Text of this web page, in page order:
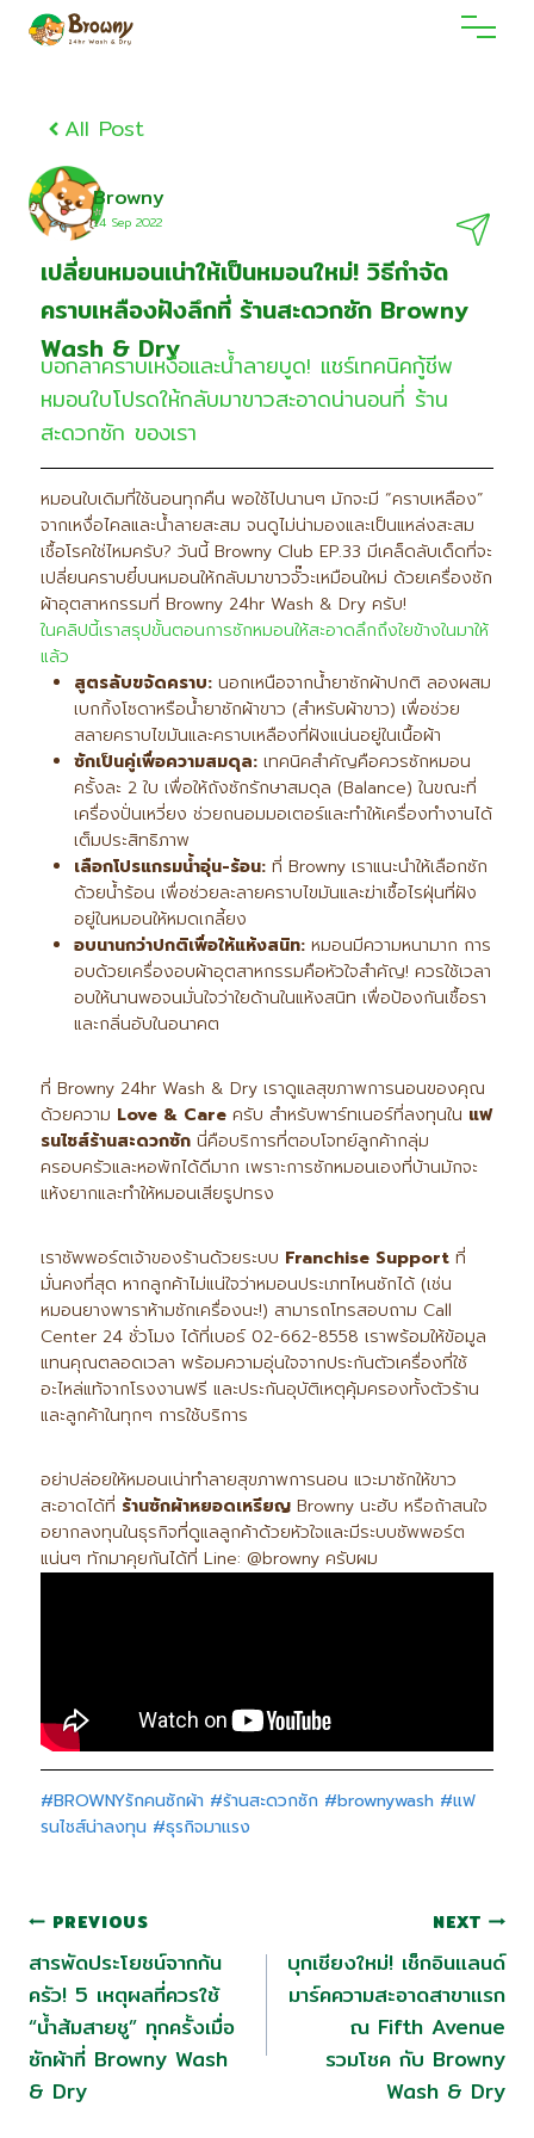
All Post
Browny
14 Sep 2O22
เปลี่ยนหมอนเน่าให้เป็นหมอนใหม่! วิธีกำจัด
คราบเหลืองฝังลึกที่ ร้านสะดวกซัก Browny
Wash & Dry
บอกลาคราบเหงื่อและน้ำลายบูด! แชร์เทคนิคกู้ชีพ
หมอนใบโปรดให้กลับมาขาวสะอาดน่านอนที่ ร้าน
สะดวกซัก ของเรา
หมอนใบเดิมที่ใช้นอนทุกคืน พอใช้ไปนานๆ มักจะมี “คราบเหลือง”
จากเหงื่อไคลและน้ำลายสะสม จนดูไม่น่ามองและเป็นแหล่งสะสม
เชื้อโรคใช่ไหมครับ? วันนี้ Browny Club EP.33 มีเคล็ดลับเด็ดที่จะ
เปลี่ยนคราบยี๋บนหมอนให้กลับมาขาวจั๊วะเหมือนใหม่ ด้วยเครื่องซัก
ผ้าอุตสาหกรรมที่ Browny 24hr Wash & Dry ครับ!
ในคลิปนี้เราสรุปขั้นตอนการซักหมอนให้สะอาดลึกถึงใยข้างในมาให้
แล้ว
สูตรลับขจัดคราบ: นอกเหนือจากน้ำยาซักผ้าปกติ ลองผสม
เบกกิ้งโซดาหรือน้ำยาซักผ้าขาว (สำหรับผ้าขาว) เพื่อช่วย
สลายคราบไขมันและคราบเหลืองที่ฝังแน่นอยู่ในเนื้อผ้า
ซักเป็นคู่เพื่อความสมดุล: เทคนิคสำคัญคือควรซักหมอน
ครั้งละ 2 ใบ เพื่อให้ถังซักรักษาสมดุล (Balance) ในขณะที่
เครื่องปั่นเหวี่ยง ช่วยถนอมมอเตอร์และทำให้เครื่องทำงานได้
เต็มประสิทธิภาพ
เลือกโปรแกรมน้ำอุ่น-ร้อน: ที่ Browny เราแนะนำให้เลือกซัก
ด้วยน้ำร้อน เพื่อช่วยละลายคราบไขมันและฆ่าเชื้อไรฝุ่นที่ฝัง
อยู่ในหมอนให้หมดเกลี้ยง
อบนานกว่าปกติเพื่อให้แห้งสนิท: หมอนมีความหนามาก การ
อบด้วยเครื่องอบผ้าอุตสาหกรรมคือหัวใจสำคัญ! ควรใช้เวลา
อบให้นานพอจนมั่นใจว่าใยด้านในแห้งสนิท เพื่อป้องกันเชื้อรา
และกลิ่นอับในอนาคต
ที่ Browny 24hr Wash & Dry เราดูแลสุขภาพการนอนของคุณ
ด้วยความ Love & Care ครับ สำหรับพาร์ทเนอร์ที่ลงทุนใน แฟ
รนไชส์ร้านสะดวกซัก นี่คือบริการที่ตอบโจทย์ลูกค้ากลุ่ม
ครอบครัวและหอพักได้ดีมาก เพราะการซักหมอนเองที่บ้านมักจะ
แห้งยากและทำให้หมอนเสียรูปทรง
เราซัพพอร์ตเจ้าของร้านด้วยระบบ Franchise Support ที่
มั่นคงที่สุด หากลูกค้าไม่แน่ใจว่าหมอนประเภทไหนซักได้ (เช่น
หมอนยางพาราห้ามซักเครื่องนะ!) สามารถโทรสอบถาม Call
Center 24 ชั่วโมง ได้ที่เบอร์ 02-662-8558 เราพร้อมให้ข้อมูล
แทนคุณตลอดเวลา พร้อมความอุ่นใจจากประกันตัวเครื่องที่ใช้
อะไหล่แท้จากโรงงานฟรี และประกันอุบัติเหตุคุ้มครองทั้งตัวร้าน
และลูกค้าในทุกๆ การใช้บริการ
อย่าปล่อยให้หมอนเน่าทำลายสุขภาพการนอน แวะมาซักให้ขาว
สะอาดได้ที่ ร้านซักผ้าหยอดเหรียญ Browny นะฮับ หรือถ้าสนใจ
อยากลงทุนในธุรกิจที่ดูแลลูกค้าด้วยหัวใจและมีระบบซัพพอร์ต
แน่นๆ ทักมาคุยกันได้ที่ Line: @browny ครับผม
#BROWNYรักคนซักผ้า #ร้านสะดวกซัก #brownywash #แฟ
รนไชส์น่าลงทุน #ธุรกิจมาแรง
PREVIOUS
สารพัดประโยชน์จากก้น
ครัว! 5 เหตุผลที่ควรใช้
“น้ำส้มสายชู” ทุกครั้งเมื่อ
ซักผ้าที่ Browny Wash
& Dry
NEXT
บุกเชียงใหม่! เช็กอินแลนด์
มาร์คความสะอาดสาขาแรก
ณ Fifth Avenue
รวมโชค กับ Browny
Wash & Dry